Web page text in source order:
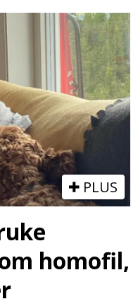
PLUS
homofil,